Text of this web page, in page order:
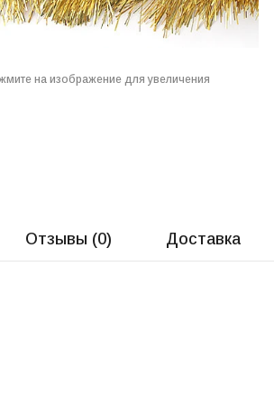
на изображение для увеличения
Отзывы (0) Доставка